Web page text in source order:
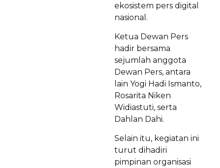
ekosistem pers digital
nasional.
Ketua Dewan Pers
hadir bersama
sejumlah anggota
Dewan Pers, antara
lain Yogi Hadi Ismanto,
Rosarita Niken
Widiastuti, serta
Dahlan Dahi.
Selain itu, kegiatan ini
turut dihadiri
pimpinan organisasi